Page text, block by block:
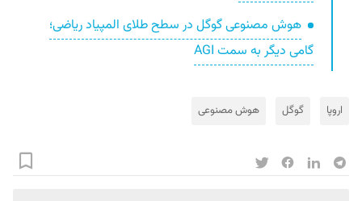
هوش مصنوعی گوگل در سطح طلای المپیاد ریاضی؛
گامی دیگر به سمت AGI
اروپا گوگل هوش مصنوعی